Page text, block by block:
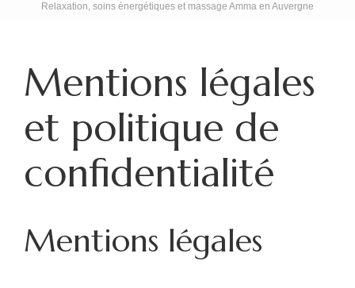
Relaxation, soins énergétiques et massage Amma en Auvergne
Mentions légales
et politique de
confidentialité
Mentions légales